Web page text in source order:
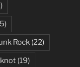
Rock (22)
(19)